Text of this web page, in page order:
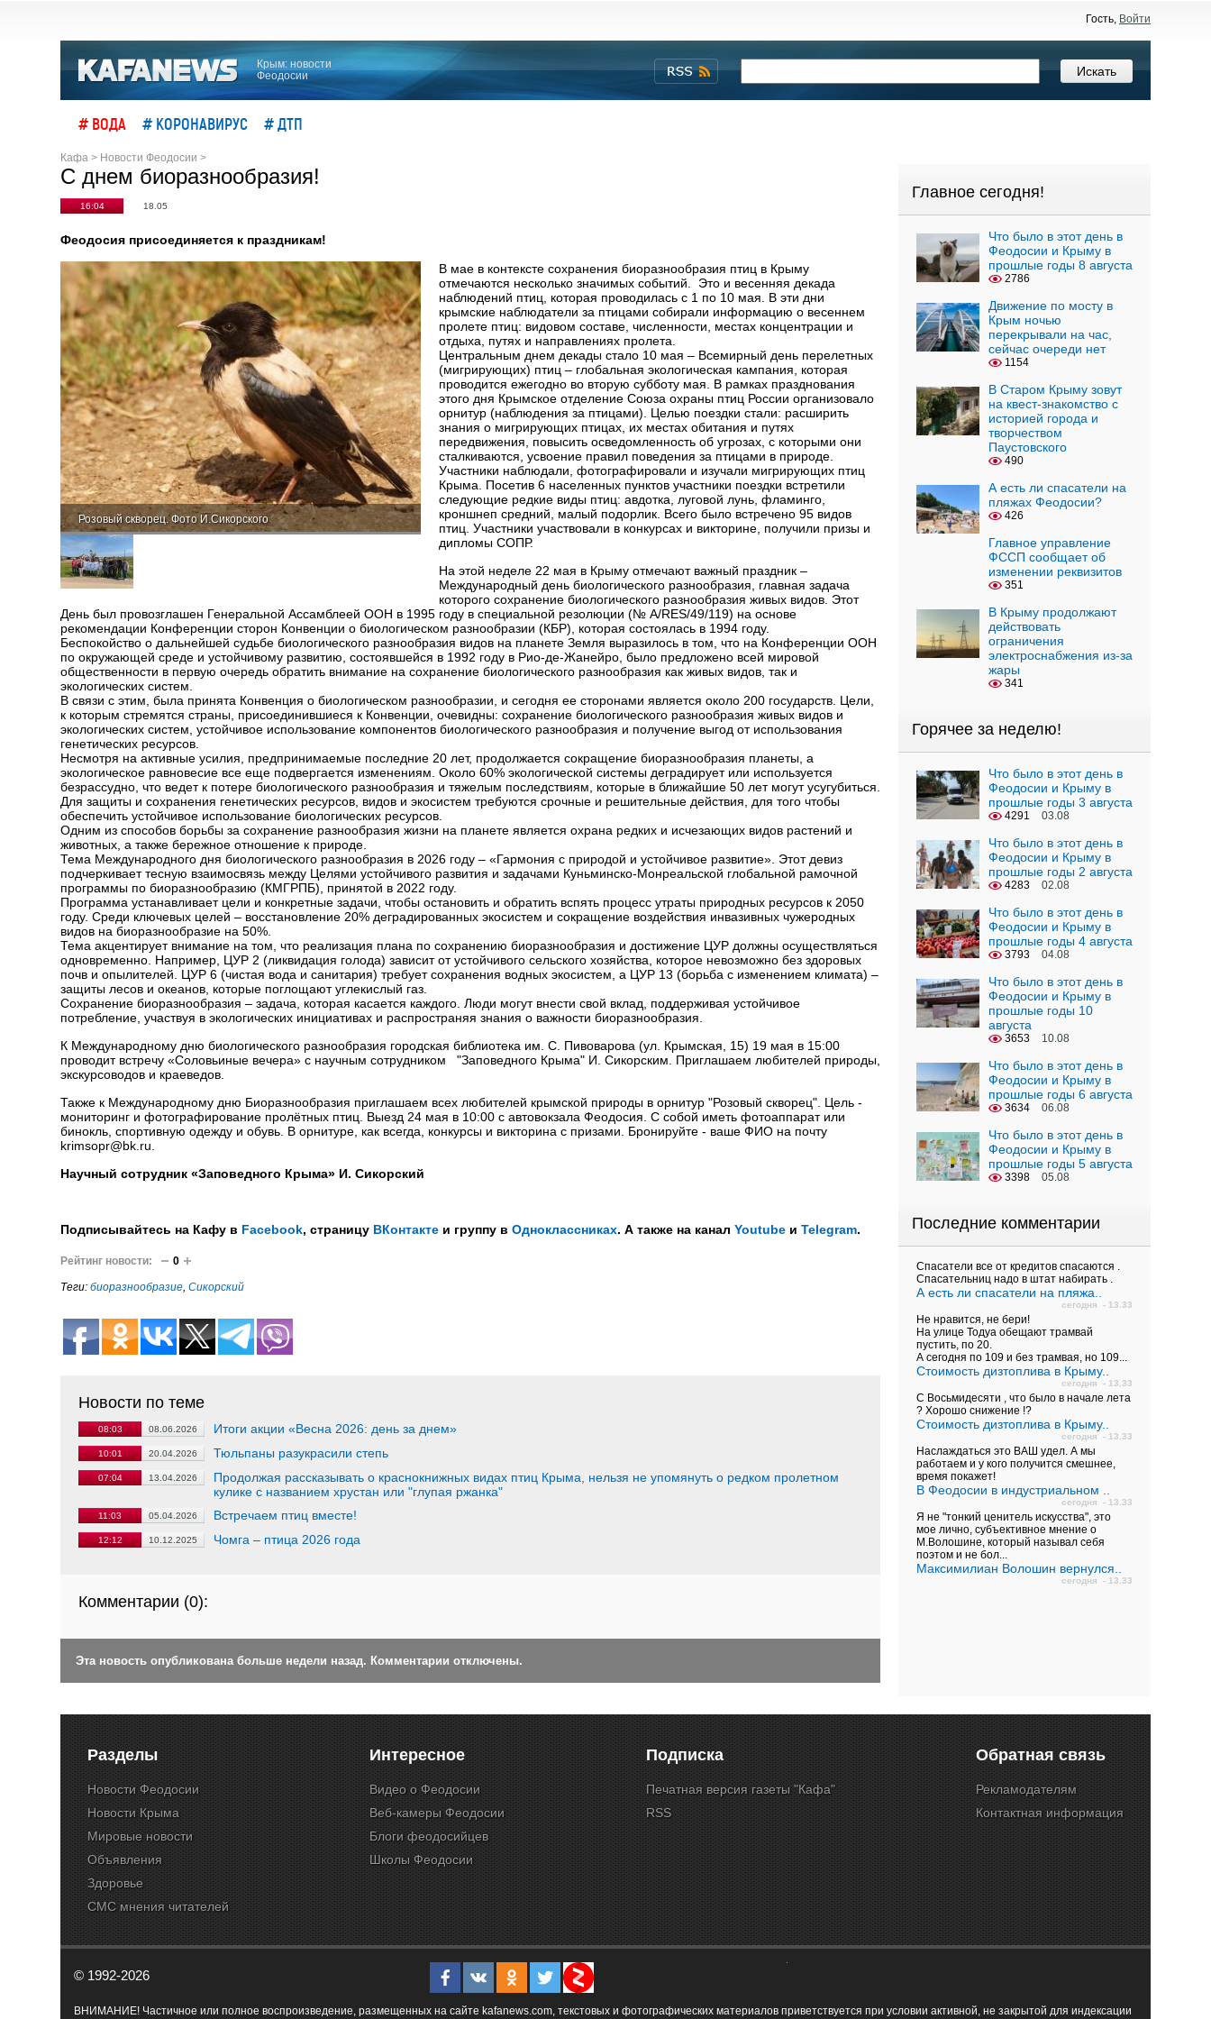
Гость, Войти
Крым: новости
Феодосии
# ВОДА # КОРОНАВИРУС # ДТП
Кафа > Новости Феодосии >
С днем биоразнообразия!
16:04 18.05
Феодосия присоединяется к праздникам!
Розовый скворец. Фото И.Сикорского
В мае в контексте сохранения биоразнообразия птиц в Крыму
отмечаются несколько значимых событий. Это и весенняя декада
наблюдений птиц, которая проводилась с 1 по 10 мая. В эти дни
крымские наблюдатели за птицами собирали информацию о весеннем
пролете птиц: видовом составе, численности, местах концентрации и
отдыха, путях и направлениях пролета.
Центральным днем декады стало 10 мая – Всемирный день перелетных
(мигрирующих) птиц – глобальная экологическая кампания, которая
проводится ежегодно во вторую субботу мая. В рамках празднования
этого дня Крымское отделение Союза охраны птиц России организовало
орнитур (наблюдения за птицами). Целью поездки стали: расширить
знания о мигрирующих птицах, их местах обитания и путях
передвижения, повысить осведомленность об угрозах, с которыми они
сталкиваются, усвоение правил поведения за птицами в природе.
Участники наблюдали, фотографировали и изучали мигрирующих птиц
Крыма. Посетив 6 населенных пунктов участники поездки встретили
следующие редкие виды птиц: авдотка, луговой лунь, фламинго,
кроншнеп средний, малый подорлик. Всего было встречено 95 видов
птиц. Участники участвовали в конкурсах и викторине, получили призы и
дипломы СОПР.
На этой неделе 22 мая в Крыму отмечают важный праздник –
Международный день биологического разнообразия, главная задача
которого сохранение биологического разнообразия живых видов. Этот
День был провозглашен Генеральной Ассамблеей ООН в 1995 году в специальной резолюции (№ A/RES/49/119) на основе
рекомендации Конференции сторон Конвенции о биологическом разнообразии (КБР), которая состоялась в 1994 году.
Беспокойство о дальнейшей судьбе биологического разнообразия видов на планете Земля выразилось в том, что на Конференции ООН
по окружающей среде и устойчивому развитию, состоявшейся в 1992 году в Рио-де-Жанейро, было предложено всей мировой
общественности в первую очередь обратить внимание на сохранение биологического разнообразия как живых видов, так и
экологических систем.
В связи с этим, была принята Конвенция о биологическом разнообразии, и сегодня ее сторонами является около 200 государств. Цели,
к которым стремятся страны, присоединившиеся к Конвенции, очевидны: сохранение биологического разнообразия живых видов и
экологических систем, устойчивое использование компонентов биологического разнообразия и получение выгод от использования
генетических ресурсов.
Несмотря на активные усилия, предпринимаемые последние 20 лет, продолжается сокращение биоразнообразия планеты, а
экологическое равновесие все еще подвергается изменениям. Около 60% экологической системы деградирует или используется
безрассудно, что ведет к потере биологического разнообразия и тяжелым последствиям, которые в ближайшие 50 лет могут усугубиться.
Для защиты и сохранения генетических ресурсов, видов и экосистем требуются срочные и решительные действия, для того чтобы
обеспечить устойчивое использование биологических ресурсов.
Одним из способов борьбы за сохранение разнообразия жизни на планете является охрана редких и исчезающих видов растений и
животных, а также бережное отношение к природе.
Тема Международного дня биологического разнообразия в 2026 году – «Гармония с природой и устойчивое развитие». Этот девиз
подчеркивает тесную взаимосвязь между Целями устойчивого развития и задачами Куньминско-Монреальской глобальной рамочной
программы по биоразнообразию (КМГРПБ), принятой в 2022 году.
Программа устанавливает цели и конкретные задачи, чтобы остановить и обратить вспять процесс утраты природных ресурсов к 2050
году. Среди ключевых целей – восстановление 20% деградированных экосистем и сокращение воздействия инвазивных чужеродных
видов на биоразнообразие на 50%.
Тема акцентирует внимание на том, что реализация плана по сохранению биоразнообразия и достижение ЦУР должны осуществляться
одновременно. Например, ЦУР 2 (ликвидация голода) зависит от устойчивого сельского хозяйства, которое невозможно без здоровых
почв и опылителей. ЦУР 6 (чистая вода и санитария) требует сохранения водных экосистем, а ЦУР 13 (борьба с изменением климата) –
защиты лесов и океанов, которые поглощают углекислый газ.
Сохранение биоразнообразия – задача, которая касается каждого. Люди могут внести свой вклад, поддерживая устойчивое
потребление, участвуя в экологических инициативах и распространяя знания о важности биоразнообразия.
К Международному дню биологического разнообразия городская библиотека им. С. Пивоварова (ул. Крымская, 15) 19 мая в 15:00
проводит встречу «Соловьиные вечера» с научным сотрудником "Заповедного Крыма" И. Сикорским. Приглашаем любителей природы,
экскурсоводов и краеведов.
Также к Международному дню Биоразнообразия приглашаем всех любителей крымской природы в орнитур "Розовый скворец". Цель -
мониторинг и фотографирование пролётных птиц. Выезд 24 мая в 10:00 с автовокзала Феодосия. С собой иметь фотоаппарат или
бинокль, спортивную одежду и обувь. В орнитуре, как всегда, конкурсы и викторина с призами. Бронируйте - ваше ФИО на почту
krimsopr@bk.ru
Научный сотрудник «Заповедного Крыма» И. Сикорский
Подписывайтесь на Кафу в Facebook, страницу ВКонтакте и группу в Одноклассниках. А также на канал Youtube и Telegram.
Рейтинг новости: 0
Теги: биоразнообразие, Сикорский
Новости по теме
08:03 08.06.2026 Итоги акции «Весна 2026: день за днем»
10:01 20.04.2026 Тюльпаны разукрасили степь
07:04 13.04.2026
Продолжая рассказывать о краснокнижных видах птиц Крыма, нельзя не упомянуть о редком пролетном
кулике с названием хрустан или "глупая ржанка"
11:03 05.04.2026 Встречаем птиц вместе!
12:12 10.12.2025 Чомга – птица 2026 года
Комментарии (0):
Эта новость опубликована больше недели назад. Комментарии отключены.
Главное сегодня!
Что было в этот день в
Феодосии и Крыму в
прошлые годы 8 августа
2786
Движение по мосту в
Крым ночью
перекрывали на час,
сейчас очереди нет
1154
В Старом Крыму зовут
на квест-знакомство с
историей города и
творчеством
Паустовского
490
А есть ли спасатели на
пляжах Феодосии?
426
Главное управление
ФССП сообщает об
изменении реквизитов
351
В Крыму продолжают
действовать
ограничения
электроснабжения из-за
жары
341
Горячее за неделю!
Что было в этот день в
Феодосии и Крыму в
прошлые годы 3 августа
4291 03.08
Что было в этот день в
Феодосии и Крыму в
прошлые годы 2 августа
4283 02.08
Что было в этот день в
Феодосии и Крыму в
прошлые годы 4 августа
3793 04.08
Что было в этот день в
Феодосии и Крыму в
прошлые годы 10
августа
3653 10.08
Что было в этот день в
Феодосии и Крыму в
прошлые годы 6 августа
3634 06.08
Что было в этот день в
Феодосии и Крыму в
прошлые годы 5 августа
3398 05.08
Последние комментарии
Спасатели все от кредитов спасаются .
Спасательниц надо в штат набирать .
А есть ли спасатели на пляжа..
сегодня - 13.33
Не нравится, не бери!
На улице Тодуа обещают трамвай
пустить, по 20.
А сегодня по 109 и без трамвая, но 109...
Стоимость дизтоплива в Крыму..
сегодня - 13.33
С Восьмидесяти , что было в начале лета
? Хорошо снижение !?
Стоимость дизтоплива в Крыму..
сегодня - 13.33
Наслаждаться это ВАШ удел. А мы
работаем и у кого получится смешнее,
время покажет!
В Феодосии в индустриальном ..
сегодня - 13.33
Я не "тонкий ценитель искусства", это
мое лично, субъективное мнение о
М.Волошине, который называл себя
поэтом и не бол...
Максимилиан Волошин вернулся..
сегодня - 13.33
Разделы
Новости Феодосии
Новости Крыма
Мировые новости
Объявления
Здоровье
СМС мнения читателей
Интересное
Видео о Феодосии
Веб-камеры Феодосии
Блоги феодосийцев
Школы Феодосии
Подписка
Печатная версия газеты "Кафа"
RSS
Обратная связь
Рекламодателям
Контактная информация
© 1992-2026
ВНИМАНИЕ! Частичное или полное воспроизведение, размещенных на сайте kafanews.com, текстовых и фотографических материалов приветствуется при условии активной, не закрытой для индексации